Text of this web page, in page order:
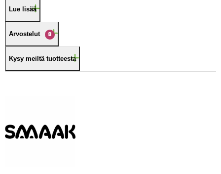
Lue lisää
Arvostelut 8
Kysy meiltä tuotteesta